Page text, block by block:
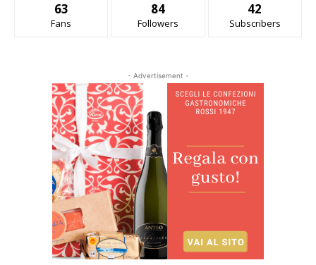
63
Fans
84
Followers
42
Subscribers
- Advertisement -